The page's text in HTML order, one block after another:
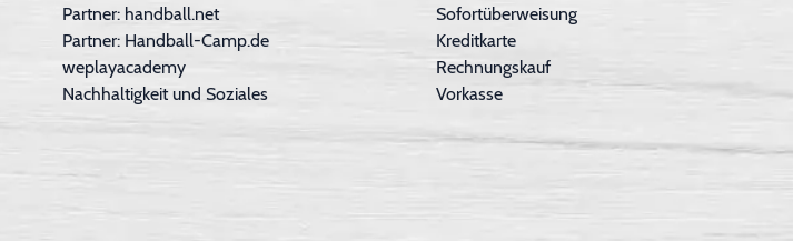
Partner: handball.net
Partner: Handball-Camp.de
weplayacademy
Nachhaltigkeit und Soziales
Sofortüberweisung
Kreditkarte
Rechnungskauf
Vorkasse